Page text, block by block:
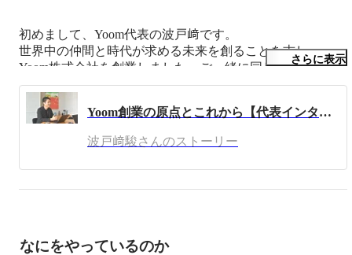
初めまして、Yoom代表の波戸﨑です。
世界中の仲間と時代が求める未来を創ることを志し、
Yoom株式会社を創業しました。ご一緒に同じビジョンを
目指して頂ける方とお会いできるのを楽しみにしていま
す！
年目から基幹事業である求人事業部の事業責任者に就任。
さらに表示
Yoom創業の原点とこれから【代表インタビュー】
波戸﨑駿さんのストーリー
なにをやっているのか